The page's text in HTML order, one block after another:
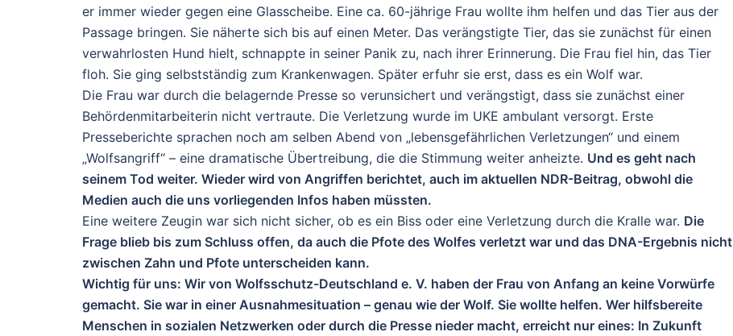
er immer wieder gegen eine Glasscheibe. Eine ca. 60-jährige Frau wollte ihm helfen und das Tier aus der
Passage bringen. Sie näherte sich bis auf einen Meter. Das verängstigte Tier, das sie zunächst für einen
verwahrlosten Hund hielt, schnappte in seiner Panik zu, nach ihrer Erinnerung. Die Frau fiel hin, das Tier
floh. Sie ging selbstständig zum Krankenwagen. Später erfuhr sie erst, dass es ein Wolf war.
Die Frau war durch die belagernde Presse so verunsichert und verängstigt, dass sie zunächst einer
Behördenmitarbeiterin nicht vertraute. Die Verletzung wurde im UKE ambulant versorgt. Erste
Presseberichte sprachen noch am selben Abend von „lebensgefährlichen Verletzungen“ und einem
„Wolfsangriff“ – eine dramatische Übertreibung, die die Stimmung weiter anheizte. Und es geht nach
seinem Tod weiter. Wieder wird von Angriffen berichtet, auch im aktuellen NDR-Beitrag, obwohl die
Medien auch die uns vorliegenden Infos haben müssten.
Eine weitere Zeugin war sich nicht sicher, ob es ein Biss oder eine Verletzung durch die Kralle war. Die
Frage blieb bis zum Schluss offen, da auch die Pfote des Wolfes verletzt war und das DNA-Ergebnis nicht
zwischen Zahn und Pfote unterscheiden kann.
Wichtig für uns: Wir von Wolfsschutz-Deutschland e. V. haben der Frau von Anfang an keine Vorwürfe
gemacht. Sie war in einer Ausnahmesituation – genau wie der Wolf. Sie wollte helfen. Wer hilfsbereite
Menschen in sozialen Netzwerken oder durch die Presse nieder macht, erreicht nur eines: In Zukunft